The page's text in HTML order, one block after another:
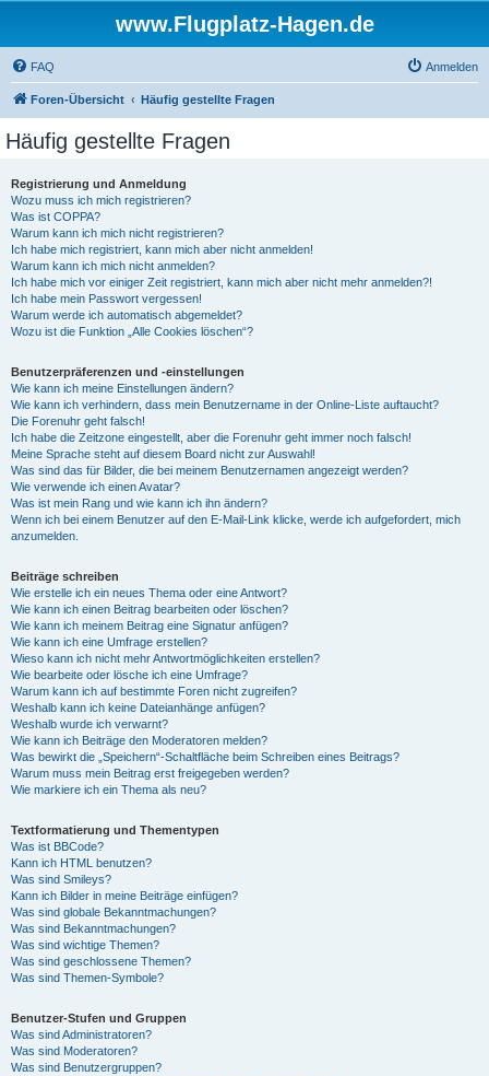
www.Flugplatz-Hagen.de
FAQ Anmelden
Foren-Übersicht Häufig gestellte Fragen
Häufig gestellte Fragen
Registrierung und Anmeldung
Wozu muss ich mich registrieren?
Was ist COPPA?
Warum kann ich mich nicht registrieren?
Ich habe mich registriert, kann mich aber nicht anmelden!
Warum kann ich mich nicht anmelden?
Ich habe mich vor einiger Zeit registriert, kann mich aber nicht mehr anmelden?!
Ich habe mein Passwort vergessen!
Warum werde ich automatisch abgemeldet?
Wozu ist die Funktion „Alle Cookies löschen“?
Benutzerpräferenzen und -einstellungen
Wie kann ich meine Einstellungen ändern?
Wie kann ich verhindern, dass mein Benutzername in der Online-Liste auftaucht?
Die Forenuhr geht falsch!
Ich habe die Zeitzone eingestellt, aber die Forenuhr geht immer noch falsch!
Meine Sprache steht auf diesem Board nicht zur Auswahl!
Was sind das für Bilder, die bei meinem Benutzernamen angezeigt werden?
Wie verwende ich einen Avatar?
Was ist mein Rang und wie kann ich ihn ändern?
Wenn ich bei einem Benutzer auf den E-Mail-Link klicke, werde ich aufgefordert, mich
anzumelden.
Beiträge schreiben
Wie erstelle ich ein neues Thema oder eine Antwort?
Wie kann ich einen Beitrag bearbeiten oder löschen?
Wie kann ich meinem Beitrag eine Signatur anfügen?
Wie kann ich eine Umfrage erstellen?
Wieso kann ich nicht mehr Antwortmöglichkeiten erstellen?
Wie bearbeite oder lösche ich eine Umfrage?
Warum kann ich auf bestimmte Foren nicht zugreifen?
Weshalb kann ich keine Dateianhänge anfügen?
Weshalb wurde ich verwarnt?
Wie kann ich Beiträge den Moderatoren melden?
Was bewirkt die „Speichern“-Schaltfläche beim Schreiben eines Beitrags?
Warum muss mein Beitrag erst freigegeben werden?
Wie markiere ich ein Thema als neu?
Textformatierung und Thementypen
Was ist BBCode?
Kann ich HTML benutzen?
Was sind Smileys?
Kann ich Bilder in meine Beiträge einfügen?
Was sind globale Bekanntmachungen?
Was sind Bekanntmachungen?
Was sind wichtige Themen?
Was sind geschlossene Themen?
Was sind Themen-Symbole?
Benutzer-Stufen und Gruppen
Was sind Administratoren?
Was sind Moderatoren?
Was sind Benutzergruppen?